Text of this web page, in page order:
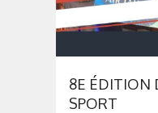
8E ÉDITION
SPORT